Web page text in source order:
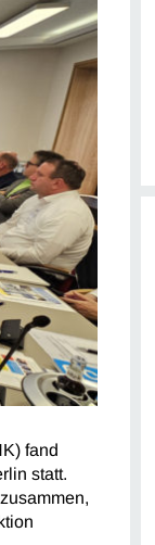
fand
statt.